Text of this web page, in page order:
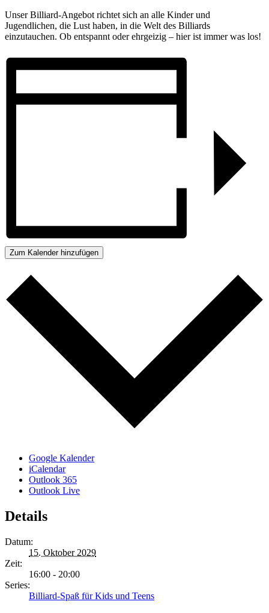
Unser Billiard-Angebot richtet sich an alle Kinder und
Jugendlichen, die Lust haben, in die Welt des Billiards
einzutauchen. Ob entspannt oder ehrgeizig – hier ist immer was los!
Zum Kalender hinzufügen
Google Kalender
iCalendar
Outlook 365
Outlook Live
Details
Datum:
15. Oktober 2029
Zeit:
16:00 - 20:00
Series:
Billiard-Spaß für Kids und Teens